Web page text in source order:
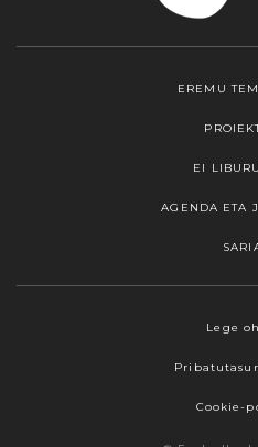
EREMU
EI
AGENDA ETA
Lege
Cookie-
Webgune honek
nabigatzeko nahiago
Guztiz desaktibatzea